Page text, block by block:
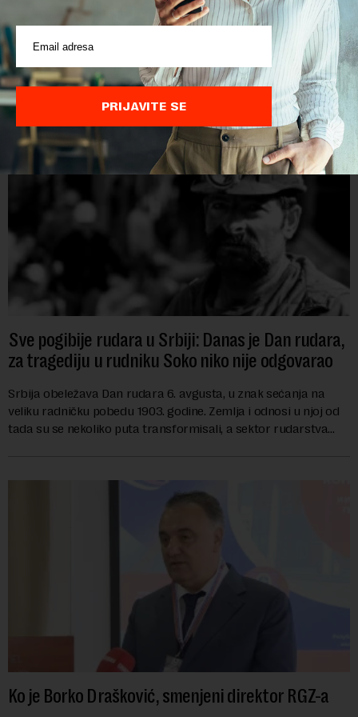
Papua Nova Gvineja jedna je od 141 međunarodne učesnice
koje su do sada potvrdile učešće na specijalizovanoj
međunarodnoj izložbi "Ekspu 2027" Beograd, gde će predstaviti
i kao državu sa najvećom jezičkom ra...
Sve pogibije rudara u Srbiji: Danas je Dan rudara,
za tragediju u rudniku Soko niko nije odgovarao
Srbija obeležava Dan rudara 6. avgusta, u znak sećanja na
veliku radničku pobedu 1903. godine. Zemlja i odnosi u njoj od
tada su se nekoliko puta transformisali, a sektor rudarstva
Ko je Borko Drašković, smenjeni direktor RGZ-a
PRIJAVITE SE